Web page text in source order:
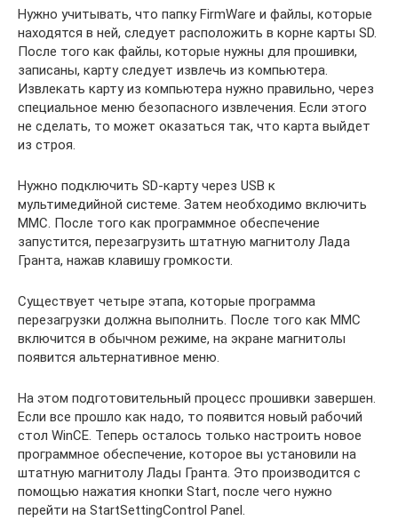
Нужно учитывать, что папку FirmWare и файлы, которые
находятся в ней, следует расположить в корне карты SD.
После того как файлы, которые нужны для прошивки,
записаны, карту следует извлечь из компьютера.
Извлекать карту из компьютера нужно правильно, через
специальное меню безопасного извлечения. Если этого
не сделать, то может оказаться так, что карта выйдет
из строя.
Нужно подключить SD-карту через USB к
мультимедийной системе. Затем необходимо включить
ММС. После того как программное обеспечение
запустится, перезагрузить штатную магнитолу Лада
Гранта, нажав клавишу громкости.
Существует четыре этапа, которые программа
перезагрузки должна выполнить. После того как ММС
включится в обычном режиме, на экране магнитолы
появится альтернативное меню.
На этом подготовительный процесс прошивки завершен.
Если все прошло как надо, то появится новый рабочий
стол WinCE. Теперь осталось только настроить новое
программное обеспечение, которое вы установили на
штатную магнитолу Лады Гранта. Это производится с
помощью нажатия кнопки Start, после чего нужно
перейти на StartSettingControl Panel.